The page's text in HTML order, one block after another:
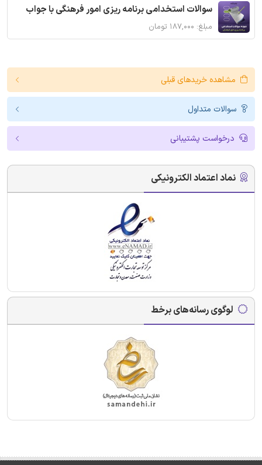
سوالات استخدامی برنامه ریزی امور فرهنگی با جواب
مبلغ: ۱۸۷,۰۰۰ تومان
مشاهده خریدهای قبلی
سوالات متداول
درخواست پشتیبانی
نماد اعتماد الکترونیکی
لوگوی رسانه‌های برخط